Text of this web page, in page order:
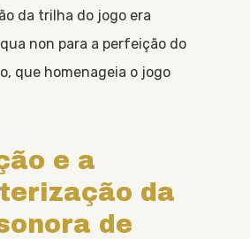
da trilha do jogo era
non para a perfeição do
que homenageia o jogo
e a
da
de